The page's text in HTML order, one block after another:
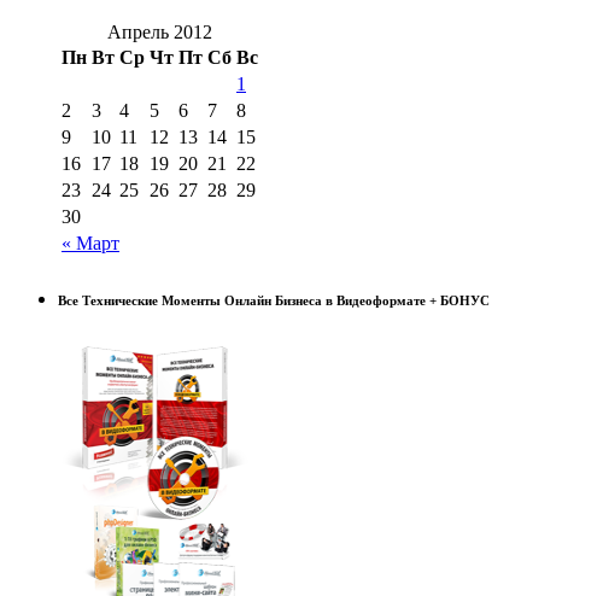
Апрель 2012
Пн Вт Ср Чт Пт Сб Вс
« Март
1
2
3 4 5 6 7
8
9
10 11 12 13 14 15
16 17 18 19 20 21
22
23 24 25 26 27 28 29
30
Все Технические Моменты Онлайн Бизнеса в Видеоформате + БОНУС